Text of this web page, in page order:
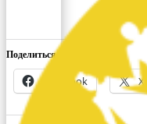
Поделиться ссылкой:
Facebook X